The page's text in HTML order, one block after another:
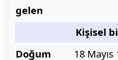
gelen
Kişisel
Doğum
18 Mayıs